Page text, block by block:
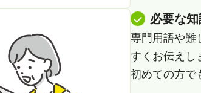
必要な知
専門用語や難
すくお伝えし
初めての方で